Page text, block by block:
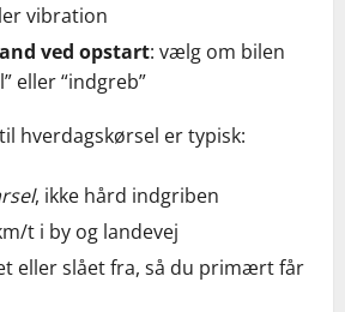
vibration
ved opstart: vælg om bilen
eller “indgreb”
hverdagskørsel er typisk:
, ikke hård indgriben
t i by og landevej
eller slået fra, så du primært får